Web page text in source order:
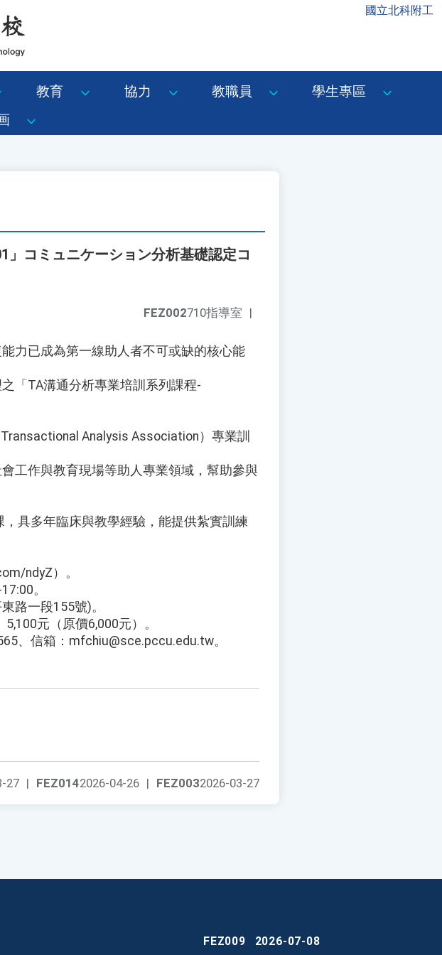
國立北科附工
教育 協力 教職員
學生專區
コミュニケーション分析基礎認定コ
FEZ002710指導室 |
力已成為第一線助人者不可或缺的核心能
「TA溝通分析專業培訓系列課程-
Analysis Association）專業訓
工作與教育現場等助人專業領域，幫助參與
具多年臨床與教學經驗，能提供紮實訓練
ndyZ）。
。
路一段155號)。
元（原價6,000元）。
、信箱：mfchiu@sce.pccu.edu.tw。
FEZ0032026-03-27
FEZ0142026-04-26 |
27 |
FEZ009 2026-07-08